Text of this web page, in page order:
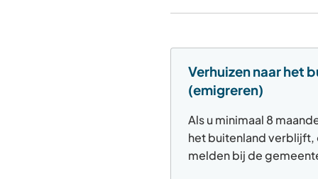
Verhuizen naar het
(emigreren)
Als u minimaal 8
het buitenland verblijft,
melden bij de